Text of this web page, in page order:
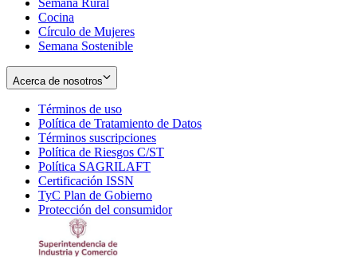
Cocina
Círculo de Mujeres
Semana Sostenible
Acerca de nosotros
Términos de uso
in
new
window
Política de Tratamiento de Datos
Términos suscripciones
in
Política de Riesgos C/ST
Política SAGRILAFT
new
window
Certificación ISSN
in
new
TyC Plan de Gobierno
in
Protección del consumidorOpens